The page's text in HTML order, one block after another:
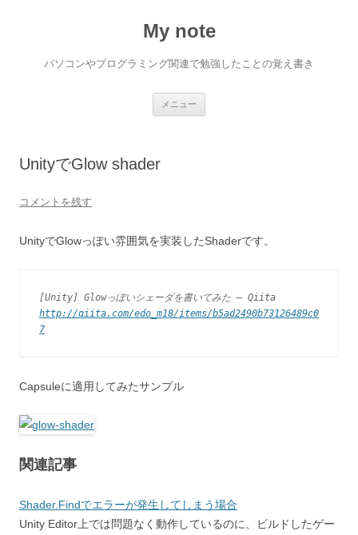
My note
パソコンやプログラミング関連で勉強したことの覚え書き
メニュー
UnityでGlow shader
コメントを残す
UnityでGlowっぽい雰囲気を実装したShaderです。
[Unity] Glowっぽいシェーダを書いてみた – Qiita
http://qiita.com/edo_m18/items/b5ad2490b73126489c0
7
Capsuleに適用してみたサンプル
関連記事
Shader.Findでエラーが発生してしまう場合
Unity Editor上では問題なく動作しているのに、ビルドしたゲー